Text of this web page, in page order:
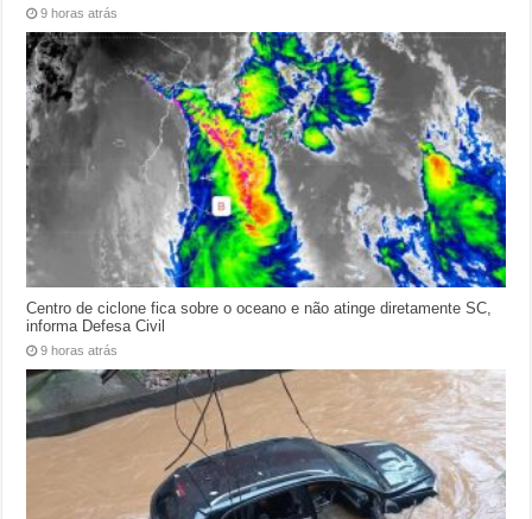
9 horas atrás
Centro de ciclone fica sobre o oceano e não atinge diretamente SC,
informa Defesa Civil
9 horas atrás